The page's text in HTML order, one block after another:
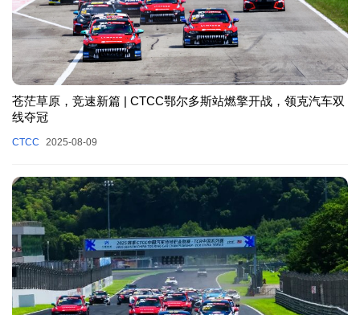
苍茫草原，竞速新篇 | CTCC鄂尔多斯站燃擎开战，领克汽车双
线夺冠
CTCC 2025-08-09